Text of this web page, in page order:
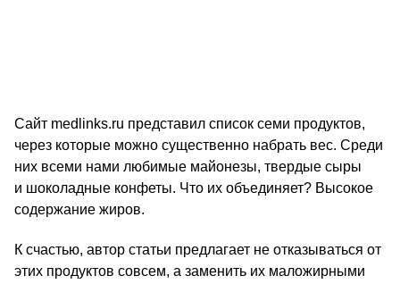
Сайт medlinks.ru представил список семи продуктов,
через которые можно существенно набрать вес. Среди
них всеми нами любимые майонезы, твердые сыры
и шоколадные конфеты. Что их объединяет? Высокое
содержание жиров.
К счастью, автор статьи предлагает не отказываться от
этих продуктов совсем, а заменить их маложирными